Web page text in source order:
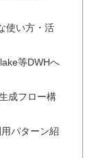
使い方・活
等DWHへ
成フロー構
パターン紹